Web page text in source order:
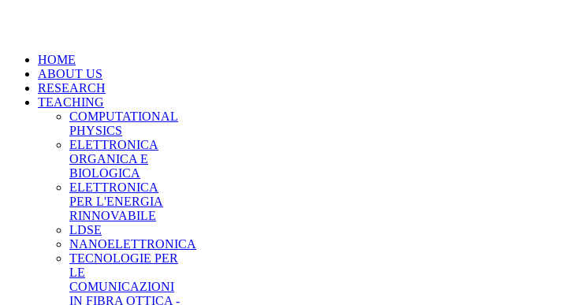
HOME
ABOUT US
RESEARCH
TEACHING
COMPUTATIONAL
PHYSICS
ELETTRONICA
ORGANICA E
BIOLOGICA
ELETTRONICA
PER L'ENERGIA
RINNOVABILE
LDSE
NANOELETTRONICA
TECNOLOGIE PER
LE
COMUNICAZIONI
IN FIBRA OTTICA -